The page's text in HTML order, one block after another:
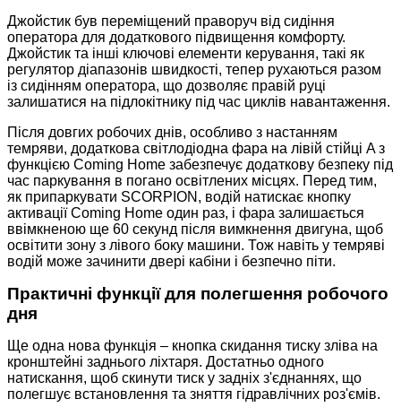
Джойстик був переміщений праворуч від сидіння
оператора для додаткового підвищення комфорту.
Джойстик та інші ключові елементи керування, такі як
регулятор діапазонів швидкості, тепер рухаються разом
із сидінням оператора, що дозволяє правій руці
залишатися на підлокітнику під час циклів навантаження.
Після довгих робочих днів, особливо з настанням
темряви, додаткова світлодіодна фара на лівій стійці A з
функцією Coming Home забезпечує додаткову безпеку під
час паркування в погано освітлених місцях. Перед тим,
як припаркувати SCORPION, водій натискає кнопку
активації Coming Home один раз, і фара залишається
ввімкненою ще 60 секунд після вимкнення двигуна, щоб
освітити зону з лівого боку машини. Тож навіть у темряві
водій може зачинити двері кабіни і безпечно піти.
Практичні функції для полегшення робочого
дня
Ще одна нова функція – кнопка скидання тиску зліва на
кронштейні заднього ліхтаря. Достатньо одного
натискання, щоб скинути тиск у задніх з'єднаннях, що
полегшує встановлення та зняття гідравлічних роз'ємів.